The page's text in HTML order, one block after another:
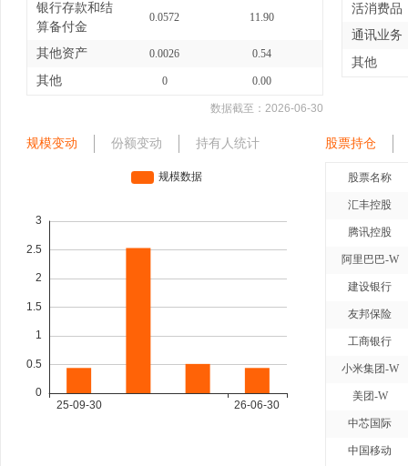
银行存款和结
算备付金
0.0572 11.90
其他资产 0.0026 0.54
其他 0 0.00
数据截至： 2026-06-30
活消费品
通讯业务
其他
规模变动 份额变动 持有人统计 股票持仓
股票名称
汇丰控股
腾讯控股
阿里巴巴-W
建设银行
友邦保险
工商银行
小米集团-W
美团-W
中芯国际
中国移动